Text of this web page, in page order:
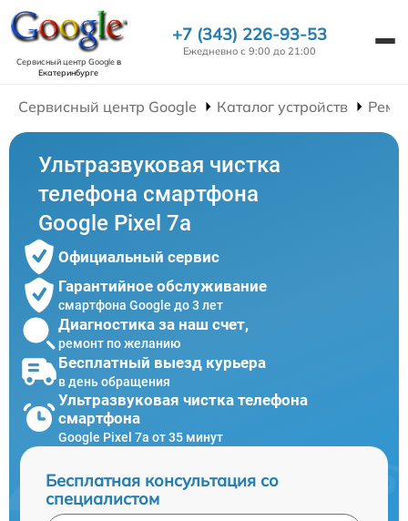
Сервисный центр Googleв
Екатеринбурге
+7 (343) 226-93-53
Ежедневно с 9:00 до 21:00
Сервисный центр Google Каталог устройств
Ультразвуковая чистка
телефона смартфона
Google Pixel 7a
Официальный сервис
Гарантийное обслуживание
смартфона Google до 3 лет
Диагностика за наш счет,
ремонт по желанию
Бесплатный выезд курьера
в день обращения
Ультразвуковая чистка телефона
смартфона
Google Pixel 7a от 35 минут
Бесплатная консультация со
специалистом